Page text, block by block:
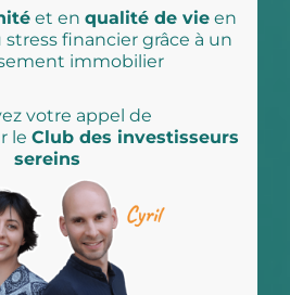
et en qualité de vieen
financier grâce à un
immobilier
votre appel de
le Club des investisseurs
sereins